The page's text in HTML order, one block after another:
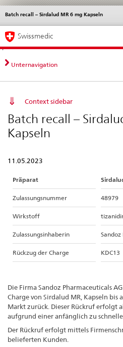
Direct
navigation:
news,
legal
contact
News &
standards
Batch recall – Sirdalud MR 6 mg Kapseln
Languages
Service
Main
Navigation
Swissmedic
Unternavigation
Context sidebar
Batch recall –
Kapseln
11.05.2023
Präparat
Zulassungsnummer 48979
Wirkstoff
Zulassungsinhaberin Sandoz
Rückzug der Charge KDC13
Die Firma Sandoz Pharmaceuticals
Charge von Sirdalud MR, Kapseln bis
Markt zurück. Dieser Rückruf erfolgt
aufgrund einer anfänglich zu
Der Rückruf erfolgt mittels
belieferten Kunden.